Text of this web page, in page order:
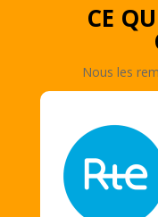
CE
Nous les